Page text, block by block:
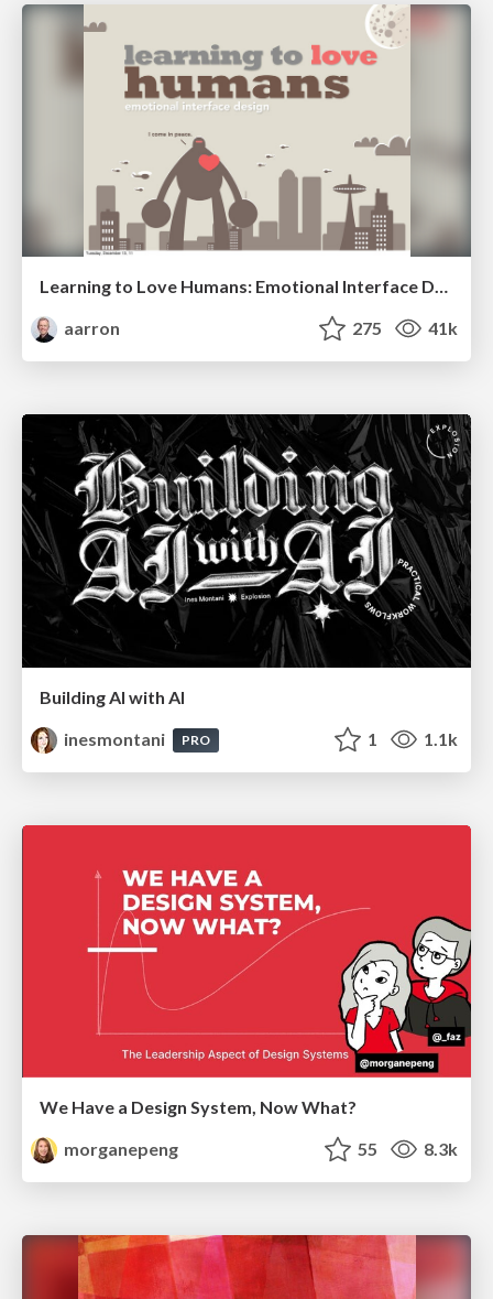
Learning to Love Humans: Emotional Interface Design
aarron
275 41k
Building AI with AI
inesmontani
PRO 1 1.1k
We Have a Design System, Now What?
morganepeng
55 8.3k